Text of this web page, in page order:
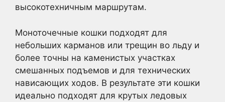
высокотехничным маршрутам.
Моноточечные кошки подходят для
небольших карманов или трещин во льду и
более точны на каменистых участках
смешанных подъемов и для технических
нависающих ходов. В результате эти кошки
идеально подходят для крутых ледовых